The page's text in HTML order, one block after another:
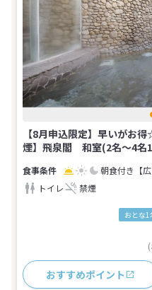
【8月申込限定】早いがお
煙】飛泉閣 和室(2名～4名
朝食付き 【
トイレ
禁煙
おとな1
おすすめポイント